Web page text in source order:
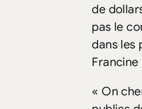
de
pas le
dans les
Francine
« On